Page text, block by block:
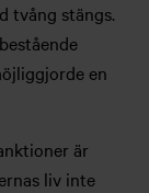
tvång stängs.
en
är
liv inte